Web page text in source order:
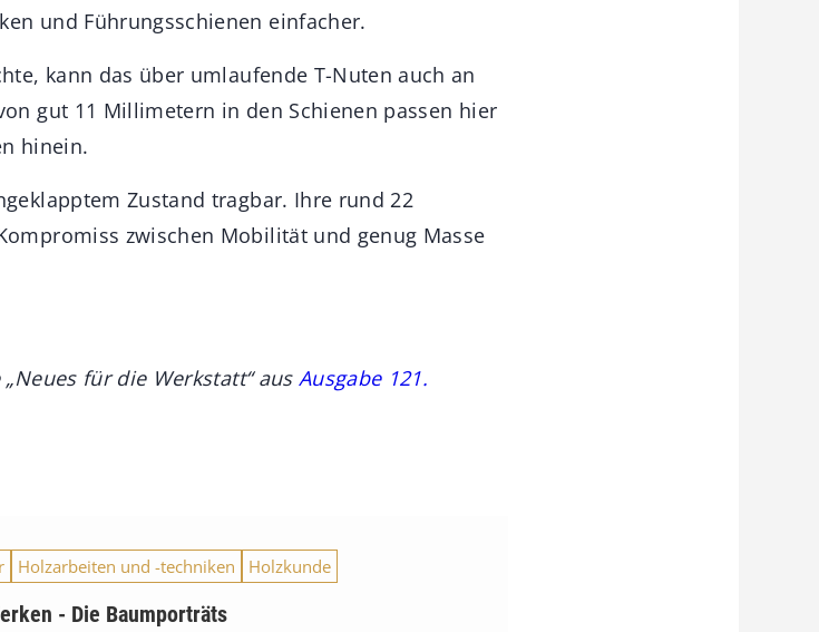
und Führungsschienen einfacher.
kann das über umlaufende T-Nuten auch an
gut 11 Millimetern in den Schienen passen hier
hinein.
Zustand tragbar. Ihre rund 22
zwischen Mobilität und genug Masse
für die Werkstatt“ aus Ausgabe 121.
Holzarbeiten und -techniken Holzkunde
- Die Baumporträts